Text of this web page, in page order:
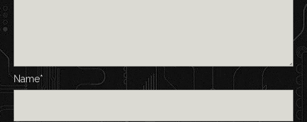
Name*